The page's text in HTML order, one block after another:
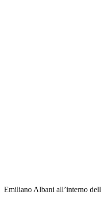
Emiliano Albani all’interno